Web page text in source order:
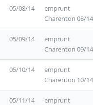
05/08/14
emprunt
Charenton 08/14
05/09/14
emprunt
Charenton 09/14
05/10/14
emprunt
Charenton 10/14
05/11/14
emprunt